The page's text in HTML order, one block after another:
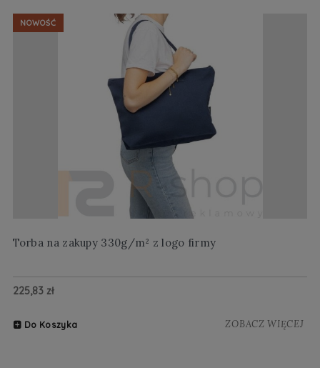
Torba na zakupy 330g/m² z logo firmy
225,83 zł
Do Koszyka ZOBACZ WIĘCEJ
NOWOŚĆ